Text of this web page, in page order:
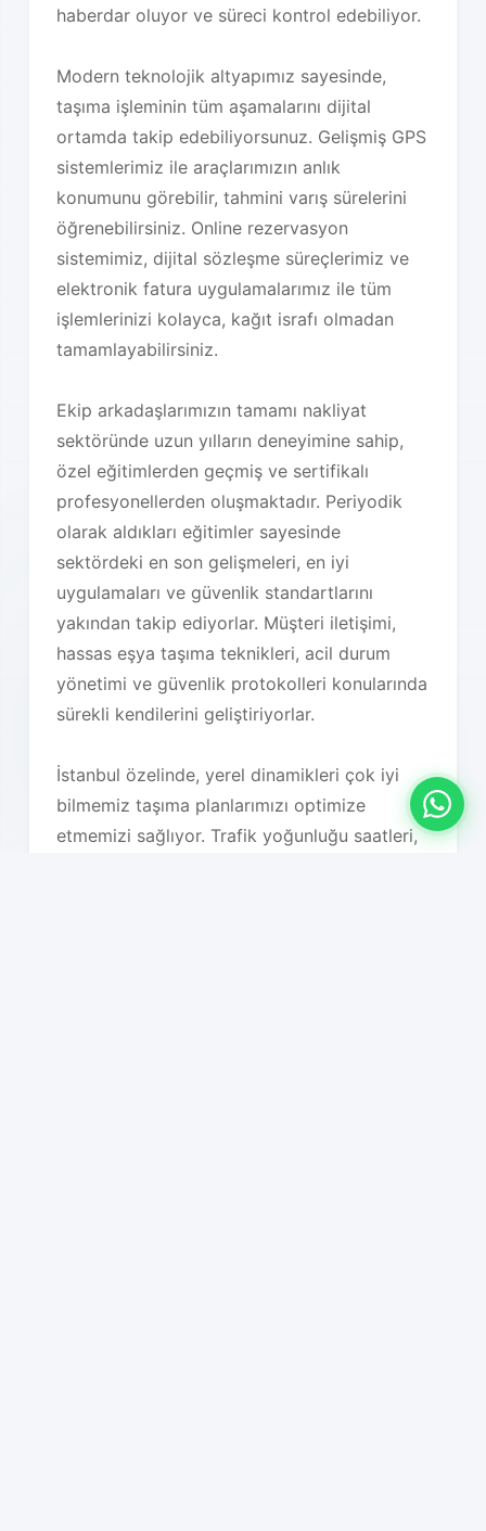
haberdar oluyor ve süreci kontrol edebiliyor.
Modern teknolojik altyapımız sayesinde,
taşıma işleminin tüm aşamalarını dijital
ortamda takip edebiliyorsunuz. Gelişmiş GPS
sistemlerimiz ile araçlarımızın anlık
konumunu görebilir, tahmini varış sürelerini
öğrenebilirsiniz. Online rezervasyon
sistemimiz, dijital sözleşme süreçlerimiz ve
elektronik fatura uygulamalarımız ile tüm
işlemlerinizi kolayca, kağıt israfı olmadan
tamamlayabilirsiniz.
Ekip arkadaşlarımızın tamamı nakliyat
sektöründe uzun yılların deneyimine sahip,
özel eğitimlerden geçmiş ve sertifikalı
profesyonellerden oluşmaktadır. Periyodik
olarak aldıkları eğitimler sayesinde
sektördeki en son gelişmeleri, en iyi
uygulamaları ve güvenlik standartlarını
yakından takip ediyorlar. Müşteri iletişimi,
hassas eşya taşıma teknikleri, acil durum
yönetimi ve güvenlik protokolleri konularında
sürekli kendilerini geliştiriyorlar.
İstanbul özelinde, yerel dinamikleri çok iyi
bilmemiz taşıma planlarımızı optimize
etmemizi sağlıyor. Trafik yoğunluğu saatleri,